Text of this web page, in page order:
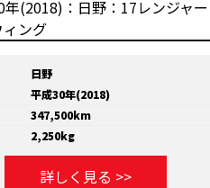
日野
平成30年(2018)
347,500km
2,250kg
詳しく見る >>